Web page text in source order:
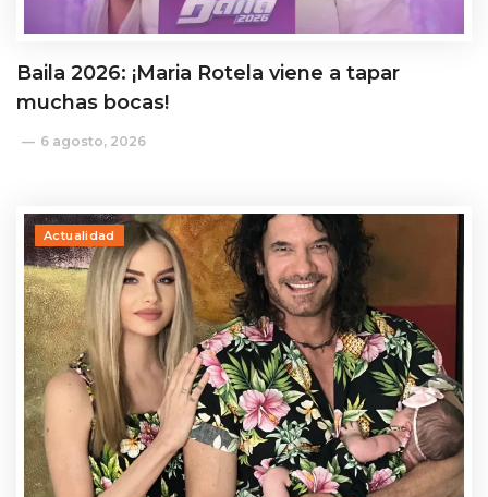
Baila 2026: ¡Maria Rotela viene a tapar
muchas bocas!
6 agosto, 2026
Actualidad